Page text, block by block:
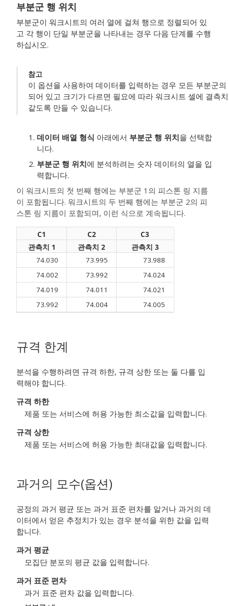
부분군 행 위치
부분군이 워크시트의 여러 열에 걸쳐 행으로 정렬되어 있
고 각 행이 단일 부분군을 나타내는 경우 다음 단계를 수행
하십시오.
참고
이 옵션을 사용하여 데이터를 입력하는 경우 모든 부분군
되어 있고 크기가 다르면 필요에 따라 워크시트 셀에 결측
같도록 만들 수 있습니다.
데이터 배열 형식 아래에서 부분군 행 위치을 선택합
니다.
부분군 행 위치에 분석하려는 숫자 데이터의 열을 입
력합니다.
이 워크시트의 첫 번째 행에는 부분군 1의 피스톤 링 지름
이 포함됩니다. 워크시트의 두 번째 행에는 부분군 2의 피
스톤 링 지름이 포함되며, 이런 식으로 계속됩니다.
C1 C2
C3
관측치 1
관측치 2
관측치 3
74.030
73.995
73.988
74.002
73.992
74.024
74.019
74.011
74.021
73.992
74.004 74.005
규격 한계
분석을 수행하려면 규격 하한, 규격 상한 또는 둘 다를 입
력해야 합니다.
규격 하한
제품 또는 서비스에 허용 가능한 최소값을 입력합니다.
규격 상한
제품 또는 서비스에 허용 가능한 최대값을 입력합니다.
과거의 모수(옵션)
공정의 과거 평균 또는 과거 표준 편차를 알거나 과거의 데
이터에서 얻은 추정치가 있는 경우 분석을 위한 값을 입력
합니다.
과거 평균
모집단 분포의 평균 값을 입력합니다.
과거 표준 편차
과거 표준 편차 값을 입력합니다.